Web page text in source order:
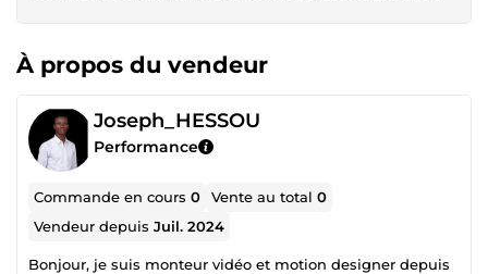
À propos du vendeur
Joseph_HESSOU
Performance
Commande en cours0 Vente au total0
Vendeur depuisJuil. 2024
Bonjour, je suis monteur vidéo et motion designer depuis